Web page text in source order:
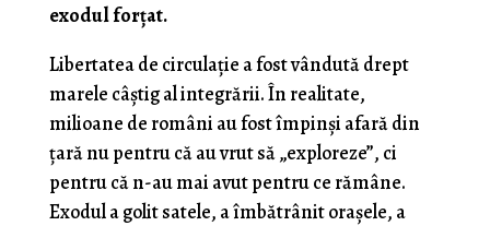
exodul forțat.
Libertatea de circulație a fost vândută drept
marele câștig al integrării. În realitate,
milioane de români au fost împinși afară din
țară nu pentru că au vrut să „exploreze”, ci
pentru că n-au mai avut pentru ce rămâne.
Exodul a golit satele, a îmbătrânit orașele, a